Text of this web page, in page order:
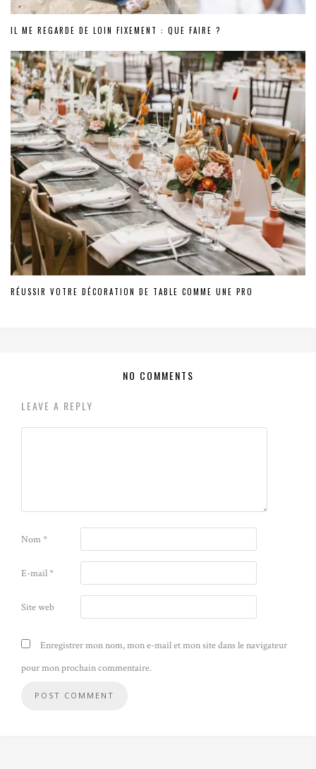
IL ME REGARDE DE LOIN FIXEMENT : QUE FAIRE ?
RÉUSSIR VOTRE DÉCORATION DE TABLE COMME UNE PRO
NO COMMENTS
LEAVE A REPLY
Nom*
E-mail*
Site web
Enregistrer mon nom, mon e-mail et mon site dans le navigateur
pour mon prochain commentaire.